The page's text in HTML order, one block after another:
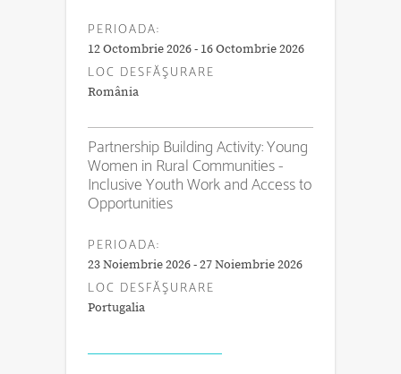
PERIOADA:
12 Octombrie 2026 - 16 Octombrie 2026
LOC DESFĂŞURARE
România
Partnership Building Activity: Young
Women in Rural Communities -
Inclusive Youth Work and Access to
Opportunities
PERIOADA:
23 Noiembrie 2026 - 27 Noiembrie 2026
LOC DESFĂŞURARE
Portugalia